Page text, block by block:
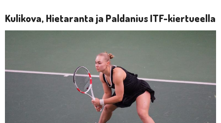
Kulikova, Hietaranta ja Paldanius ITF-kiertueella